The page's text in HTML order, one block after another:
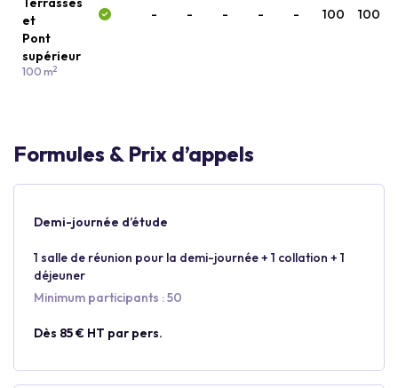
et
Pont
supérieur
100 m2
- - - - - 100 100
Formules & Prix d’appels
Demi-journée d’étude
1 salle de réunion pour la demi-journée + 1 collation + 1
déjeuner
Minimum participants : 50
Dès 85 € HT par pers.